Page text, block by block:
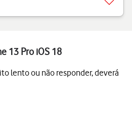
13 Pro iOS 18
lento ou não responder, deverá